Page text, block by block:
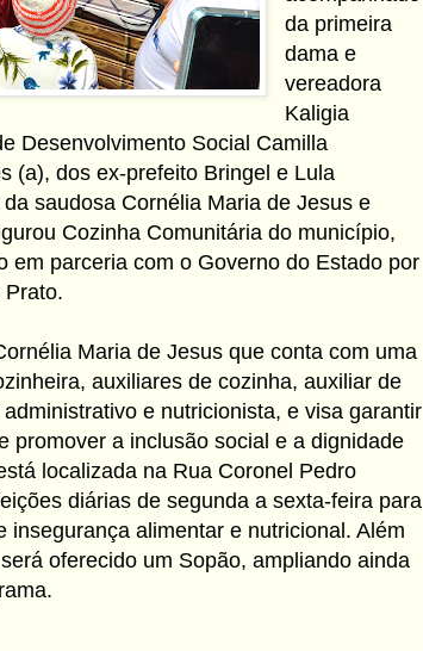
da primeira
dama e
vereadora
Kaligia
Desenvolvimento Social Camilla
(a), dos ex-prefeito Bringel e Lula
saudosa Cornélia Maria de Jesus e
Cozinha Comunitária do município,
em parceria com o Governo do Estado por
Prato.
Maria de Jesus que conta com uma
auxiliares de cozinha, auxiliar de
e nutricionista, e visa garantir
promover a inclusão social e a dignidade
localizada na Rua Coronel Pedro
diárias de segunda a sexta-feira para
insegurança alimentar e nutricional. Além
oferecido um Sopão, ampliando ainda